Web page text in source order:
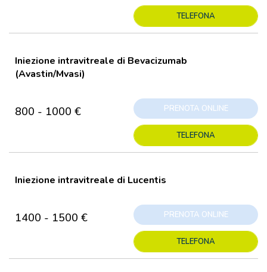
TELEFONA
Iniezione intravitreale di Bevacizumab
(Avastin/Mvasi)
800 - 1000 € PRENOTA ONLINE
TELEFONA
Iniezione intravitreale di Lucentis
1400 - 1500 € PRENOTA ONLINE
TELEFONA